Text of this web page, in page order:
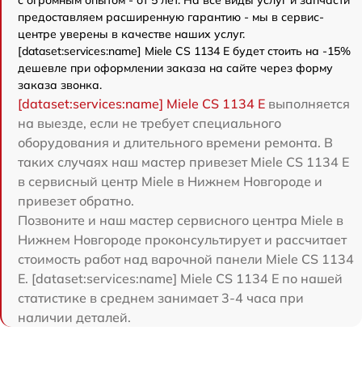
предоставляем расширенную гарантию - мы в сервис-
центре уверены в качестве наших услуг.
[dataset:services:name] Miele CS 1134 E будет стоить на -15%
дешевле при оформлении заказа на сайте через форму
заказа звонка.
[dataset:services:name] Miele CS 1134 E выполняется
на выезде, если не требует специального
оборудования и длительного времени ремонта. В
таких случаях наш мастер привезет Miele CS 1134 E
в сервисный центр Miele в Нижнем Новгороде и
привезет обратно.
Позвоните и наш мастер сервисного центра Miele в
Нижнем Новгороде проконсультирует и рассчитает
стоимость работ над варочной панели Miele CS 1134
E. [dataset:services:name] Miele CS 1134 E по нашей
статистике в среднем занимает 3-4 часа при
наличии деталей.